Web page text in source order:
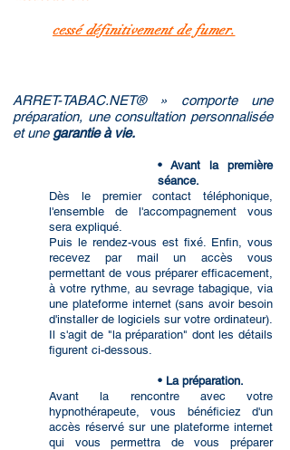
ARRET-TABAC.NET® » comporte une
préparation, une consultation personnalisée
et une garantie à vie.
• Avant la première
séance.
Dès le premier contact téléphonique,
l'ensemble de l'accompagnement vous
sera expliqué.
Puis le rendez-vous est fixé. Enfin, vous
recevez par mail un accès vous
permettant de vous préparer efficacement,
à votre rythme, au sevrage tabagique, via
une plateforme internet (sans avoir besoin
d'installer de logiciels sur votre ordinateur).
Il s'agit de "la préparation" dont les détails
figurent ci-dessous.
• La préparation.
Avant la rencontre avec votre
hypnothérapeute, vous bénéficiez d'un
accès réservé sur une plateforme internet
qui vous permettra de vous préparer
cessé définitivement de fumer.